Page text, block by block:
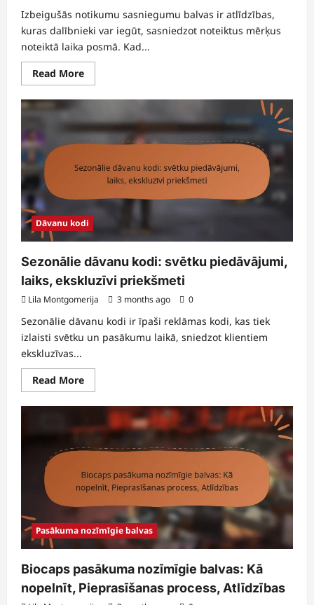
Izbeigušās notikumu sasniegumu balvas ir atlīdzības,
kuras dalībnieki var iegūt, sasniedzot noteiktus mērķus
noteiktā laika posmā. Kad...
Read MoreRead
more
Izbeigtā
nozīmīgie
balvas:
Ko
problēmas,
Nākotnes
Dāvanu kodi
Sezonālie dāvanu kodi: svētku piedāvājumi,
laiks, ekskluzīvi priekšmeti
Lila Montgomerija 3 months ago 0
Sezonālie dāvanu kodi ir īpaši reklāmas kodi, kas tiek
izlaisti svētku un pasākumu laikā, sniedzot klientiem
ekskluzīvas...
Read MoreRead
more
Sezonālie
dāvanu
kodi:
piedāvājumi,
priekšmeti
Pasākuma nozīmīgie balvas
Biocaps pasākuma nozīmīgie balvas: Kā
nopelnīt, Pieprasīšanas process, Atlīdzības